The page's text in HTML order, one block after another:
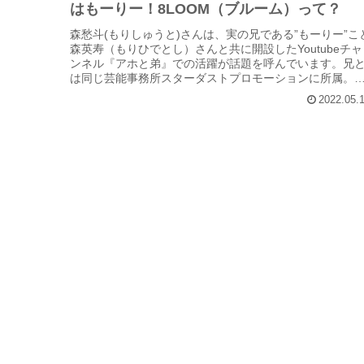
はもーりー！8LOOM（ブルーム）って？
森愁斗(もりしゅうと)さんは、実の兄である”もーりー”こ
森英寿（もりひでとし）さんと共に開設したYoutubeチャ
ンネル『アホと弟』での活躍が話題を呼んでいます。兄と
は同じ芸能事務所スターダストプロモーションに所属。森